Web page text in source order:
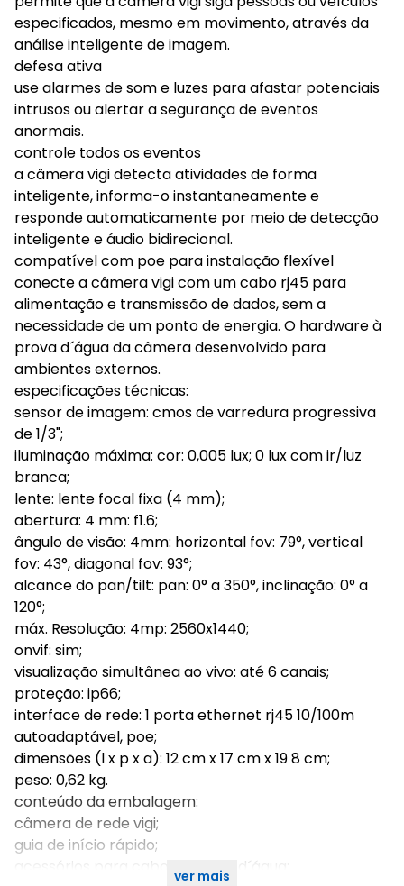
especificados, mesmo em movimento, através da
análise inteligente de imagem.
defesa ativa
use alarmes de som e luzes para afastar potenciais
intrusos ou alertar a segurança de eventos
anormais.
controle todos os eventos
a câmera vigi detecta atividades de forma
inteligente, informa-o instantaneamente e
responde automaticamente por meio de detecção
inteligente e áudio bidirecional.
compatível com poe para instalação flexível
conecte a câmera vigi com um cabo rj45 para
alimentação e transmissão de dados, sem a
necessidade de um ponto de energia. O hardware à
prova d´água da câmera desenvolvido para
ambientes externos.
especificações técnicas:
sensor de imagem: cmos de varredura progressiva
de 1/3";
iluminação máxima: cor: 0,005 lux; 0 lux com ir/luz
branca;
lente: lente focal fixa (4 mm);
abertura: 4 mm: f1.6;
ângulo de visão: 4mm: horizontal fov: 79°, vertical
fov: 43°, diagonal fov: 93°;
alcance do pan/tilt: pan: 0° a 350°, inclinação: 0° a
120°;
máx. Resolução: 4mp: 2560x1440;
onvif: sim;
visualização simultânea ao vivo: até 6 canais;
proteção: ip66;
interface de rede: 1 porta ethernet rj45 10/100m
autoadaptável, poe;
dimensões (l x p x a): 12 cm x 17 cm x 19 8 cm;
peso: 0,62 kg.
conteúdo da embalagem:
câmera de rede vigi;
guia de início rápido;
acessórios para cabos à prova d´água;
ver mais